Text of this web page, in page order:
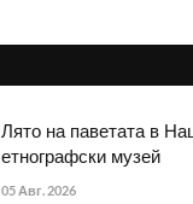
Лято на паветата в
етнографски музей
05 Авг. 2026